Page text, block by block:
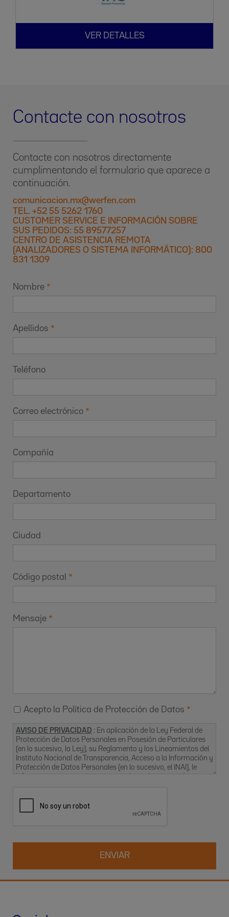
VER DETALLES
Contacte con nosotros
Contacte con nosotros directamente
cumplimentando el formulario que aparece a
continuación.
comunicacion.mx@werfen.com
TEL. +52 55 5262 1760
CUSTOMER SERVICE E INFORMACIÓN SOBRE
SUS PEDIDOS: 55 89577257
CENTRO DE ASISTENCIA REMOTA
(ANALIZADORES O SISTEMA INFORMÁTICO): 800
831 1309
Nombre
Apellidos
Teléfono
Correo electrónico
Compañía
Departamento
Ciudad
Código postal
Mensaje
Acepto la Política de Protección de Datos
AVISO DE PRIVACIDAD : En aplicación de la Ley Federal de
Protección de Datos Personales en Posesión de Particulares
(en lo sucesivo, la Ley), su Reglamento y los Lineamientos del
Instituto Nacional de Transparencia, Acceso a la Información y
Protección de Datos Personales (en lo sucesivo, el INAI), le
México”), con el fin de mantener la relación comercial (gestión
de pedidos y/o facturación, envío de noticias sobre productos,
actividades relacionadas con la gestión de las visitas
comerciales), así como proporcionarle por cualquier medio
(electrónico o no) información sobre nuestros productos y/o
servicios que puedan ser de su interés.
Responsable del tratamiento: